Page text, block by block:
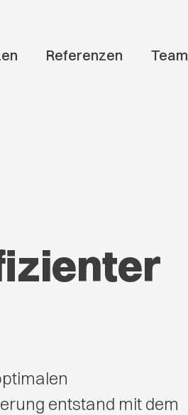
Referenzen Team
entstand mit dem